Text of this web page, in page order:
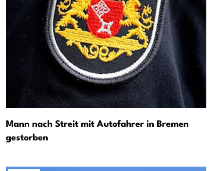
Mann nach Streit mit Autofahrer in Bremen
gestorben